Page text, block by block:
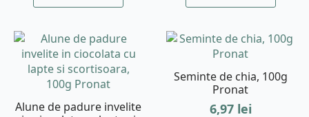
Alune de padure invelite
Seminte de chia, 100g
Pronat
6,97 lei